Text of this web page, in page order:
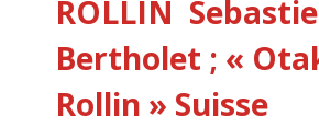
ROLLIN
Bertholet ; «
Rollin » Suisse